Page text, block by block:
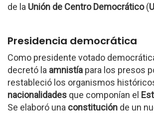
de la Unión de Centro Democrático(
Presidencia democrática
Como presidente votado
decretó la amnistía para los presos
restableció los organismos
nacionalidades que componían el
Se elaboró una constitución de un